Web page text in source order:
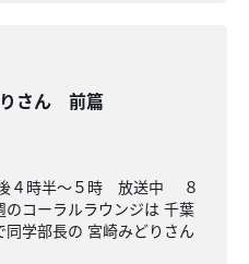
さん 前篇
４時半～５時 放送中 ８
ーラルラウンジは 千葉
学部長の 宮崎みどりさん